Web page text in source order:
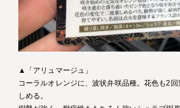
▲「アリュマージュ」
コーラルオレンジに、波状弁咲品種。花色も2
しめる。